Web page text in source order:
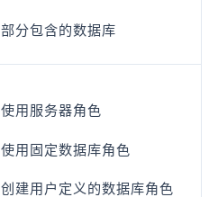
部分包含的数据库
使用服务器角色
使用固定数据库角色
创建用户定义的数据库角色